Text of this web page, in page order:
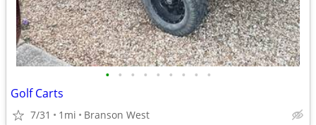
• • • • • • • • •
Golf Carts
7/31 1mi Branson West